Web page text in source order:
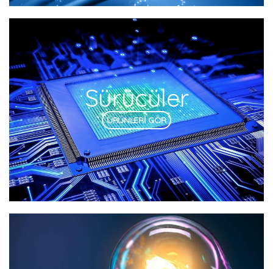
Sürücüler
ÜRÜNLERİ GÖR